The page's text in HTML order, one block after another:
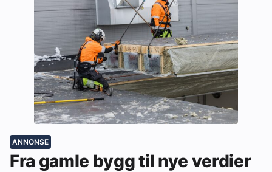
ANNONSE
Fra gamle bygg til nye verdier